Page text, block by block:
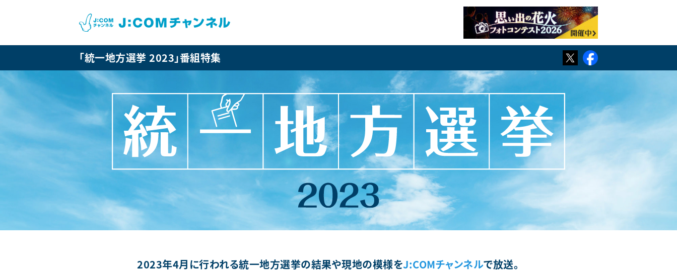
「統一地方選挙 2023」番組特集 TWITTER
2023年4月に行われる統一地方選挙の結果や現地の模様をJ:COMチャンネルで放送。